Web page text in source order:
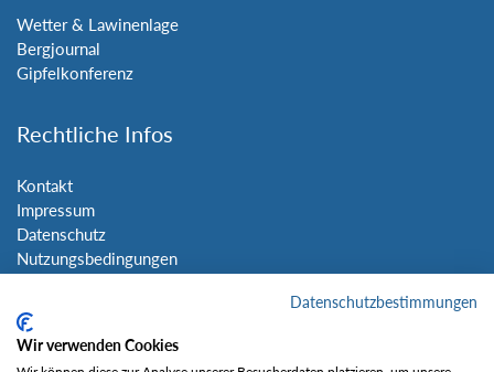
Wetter & Lawinenlage
Bergjournal
Gipfelkonferenz
Rechtliche Infos
Kontakt
Impressum
Datenschutz
Nutzungsbedingungen
Social Media
Datenschutzbestimmungen
Wir verwenden Cookies